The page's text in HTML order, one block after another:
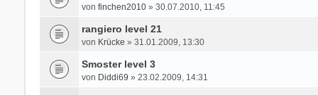
von finchen2010» 30.07.2010, 11:45
rangiero level 21
von Krücke » 31.01.2009, 13:30
Smoster level 3
von Diddi69 » 23.02.2009, 14:31